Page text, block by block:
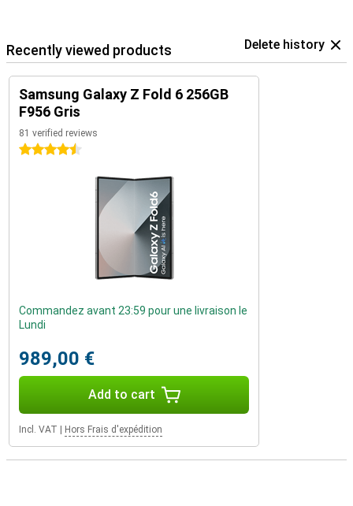
Recently viewed products Delete history
Samsung Galaxy Z Fold 6 256GB
F956 Gris
81 verified reviews
4.5 stars
Commandez avant 23:59 pour une livraison le
Lundi
989,00 €
Add to cart
Incl. VAT Hors Frais d'expédition